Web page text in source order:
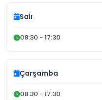
Salı
08:30 - 17:30
Çarşamba
08:30 - 17:30